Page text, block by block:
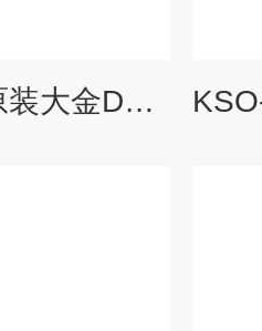
MG-02A-1-55原装大金DAIKIN叶片泵结构简单